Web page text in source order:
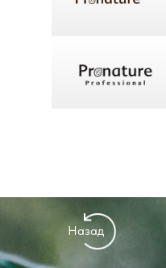
Назад